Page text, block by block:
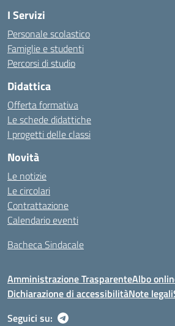
I Servizi
Personale scolastico
Famiglie e studenti
Percorsi di studio
Didattica
Offerta formativa
Le schede didattiche
I progetti delle classi
Novità
Le notizie
Le circolari
Contrattazione
Calendario eventi
Bacheca Sindacale
Amministrazione TrasparenteAlbo
Dichiarazione di accessibilitàNote legali
Seguici su: